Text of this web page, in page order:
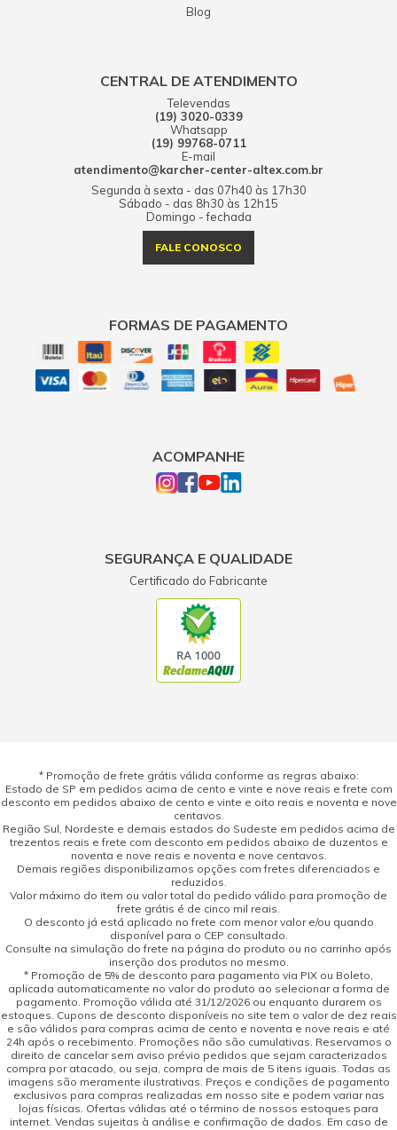
Blog
CENTRAL DE ATENDIMENTO
Televendas
(19) 3020-0339
Whatsapp
(19) 99768-0711
E-mail
atendimento@karcher-center-altex.com.br
Segunda à sexta - das 07h40 às 17h30
Sábado - das 8h30 às 12h15
Domingo - fechada
FALE CONOSCO
FORMAS DE PAGAMENTO
ACOMPANHE
SEGURANÇA E QUALIDADE
Certificado do Fabricante
* Promoção de frete grátis válida conforme as regras abaixo:
Estado de SP em pedidos acima de cento e vinte e nove reais e frete com
desconto em pedidos abaixo de cento e vinte e oito reais e noventa e nove
centavos.
Região Sul, Nordeste e demais estados do Sudeste em pedidos acima de
trezentos reais e frete com desconto em pedidos abaixo de duzentos e
noventa e nove reais e noventa e nove centavos.
Demais regiões disponibilizamos opções com fretes diferenciados e
reduzidos.
Valor máximo do item ou valor total do pedido válido para promoção de
frete grátis é de cinco mil reais.
O desconto já está aplicado no frete com menor valor e/ou quando
disponível para o CEP consultado.
Consulte na simulação do frete na página do produto ou no carrinho após
inserção dos produtos no mesmo.
* Promoção de 5% de desconto para pagamento via PIX ou Boleto,
aplicada automaticamente no valor do produto ao selecionar a forma de
pagamento. Promoção válida até 31/12/2026 ou enquanto durarem os
estoques. Cupons de desconto disponíveis no site tem o valor de dez reais
e são válidos para compras acima de cento e noventa e nove reais e até
24h após o recebimento. Promoções não são cumulativas. Reservamos o
direito de cancelar sem aviso prévio pedidos que sejam caracterizados
compra por atacado, ou seja, compra de mais de 5 itens iguais. Todas as
imagens são meramente ilustrativas. Preços e condições de pagamento
exclusivos para compras realizadas em nosso site e podem variar nas
lojas físicas. Ofertas válidas até o término de nossos estoques para
internet. Vendas sujeitas à análise e confirmação de dados. Em caso de